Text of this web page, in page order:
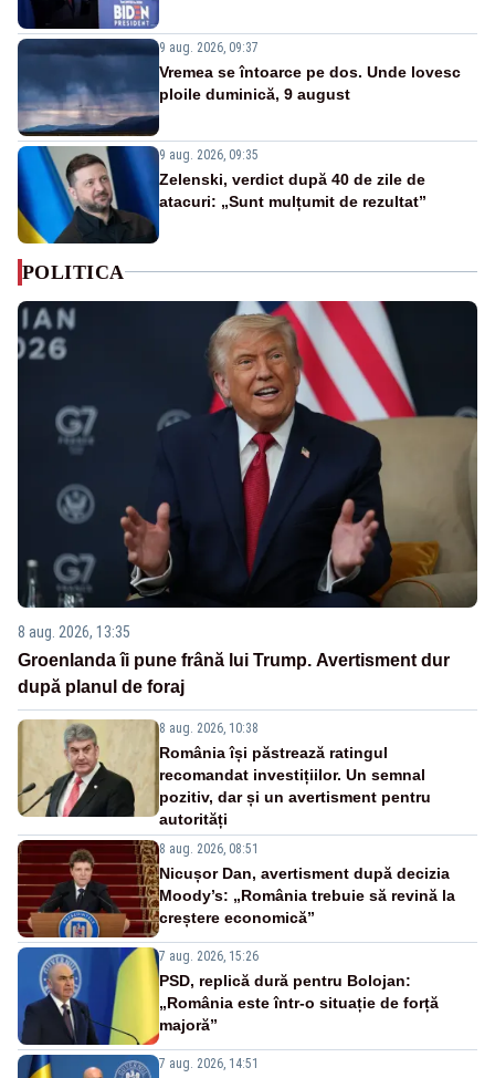
9 aug. 2026, 09:37
Vremea se întoarce pe dos. Unde lovesc
ploile duminică, 9 august
9 aug. 2026, 09:35
Zelenski, verdict după 40 de zile de
atacuri: „Sunt mulțumit de rezultat”
POLITICA
8 aug. 2026, 13:35
Groenlanda îi pune frână lui Trump. Avertisment dur
după planul de foraj
8 aug. 2026, 10:38
România își păstrează ratingul
recomandat investițiilor. Un semnal
pozitiv, dar și un avertisment pentru
autorități
8 aug. 2026, 08:51
Nicușor Dan, avertisment după decizia
Moody’s: „România trebuie să revină la
creștere economică”
7 aug. 2026, 15:26
PSD, replică dură pentru Bolojan:
„România este într-o situație de forță
majoră”
7 aug. 2026, 14:51